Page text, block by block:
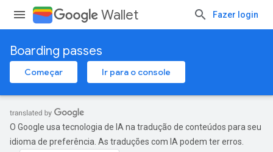
Wallet Fazer login
Boarding passes
Começar Ir para o console
O Google usa tecnologia de IA na tradução de conteúdos para seu
idioma de preferência. As traduções com IA podem ter erros.